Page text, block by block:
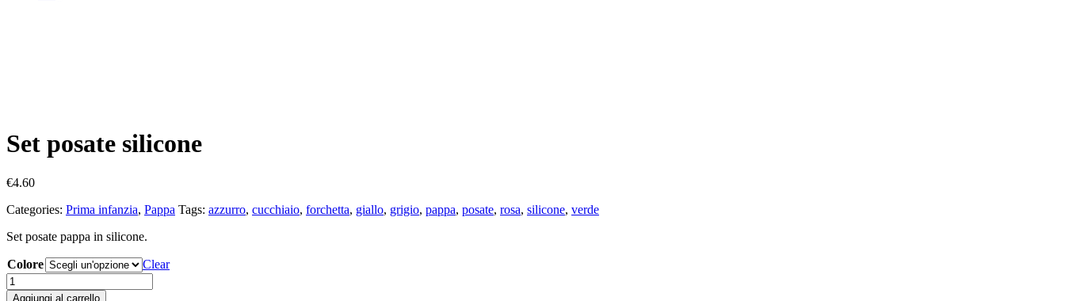
Set posate silicone
€4.60
Categories: Prima infanzia, Pappa Tags: azzurro, cucchiaio, forchetta, giallo, grigio, pappa, posate, rosa, silicone, verde
Set posate pappa in silicone.
Colore
Clear
Set
posate
Aggiungi al carrello